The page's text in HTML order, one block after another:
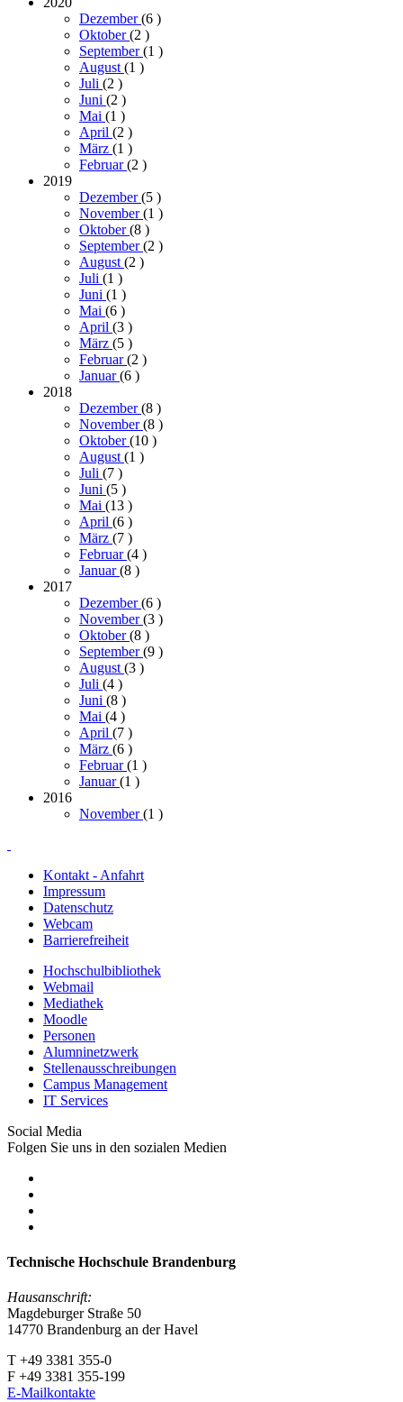
Dezember(6 )
Oktober(2 )
September(1 )
August (1 )
Juli (2 )
Juni (2 )
Mai (1 )
April (2 )
März (1 )
Februar(2 )
2019
Dezember(5 )
November(1 )
Oktober(8 )
September(2 )
August (2 )
Juli (1 )
Juni (1 )
Mai (6 )
April (3 )
März (5 )
Februar(2 )
Januar(6 )
2018
Dezember(8 )
November(8 )
Oktober(10 )
August (1 )
Juli (7 )
Juni (5 )
Mai (13 )
April (6 )
März (7 )
Februar(4 )
Januar(8 )
2017
Dezember(6 )
November(3 )
Oktober(8 )
September(9 )
August (3 )
Juli (4 )
Juni (8 )
Mai (4 )
April (7 )
März (6 )
Februar(1 )
Januar(1 )
2016
November(1 )
Kontakt - Anfahrt
Impressum
Datenschutz
Webcam
Barrierefreiheit
Hochschulbibliothek
Webmail
Mediathek
Moodle
Personen
Alumninetzwerk
Stellenausschreibungen
Campus Management
IT Services
Social Media
Folgen Sie uns in den sozialen Medien
Technische Hochschule Brandenburg
Hausanschrift:
Magdeburger Straße 50
14770 Brandenburg an der Havel
T +49 3381 355-0
F +49 3381 355-199
E-Mailkontakte